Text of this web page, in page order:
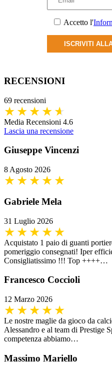
pagina
prodottoAccetto l'
ISCRIVITI
RECENSIONI
69 recensioni
Media Recensioni 4.6
Lascia una recensione
Giuseppe Vincenzi
8 Agosto 2026
Gabriele Mela
31 Luglio 2026
Acquistato 1 paio di guanti
pomeriggio consegnati! Iper
Consigliatissimo !!! Top ++++…
Francesco Coccioli
12 Marzo 2026
Le nostre maglie da gioco da
Alessandro e al team di Prestige
competenza abbiamo…
Massimo Mariello